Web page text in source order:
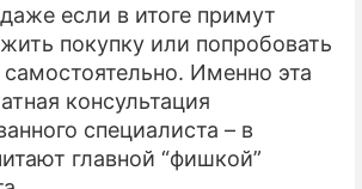
если в итоге примут
покупку или попробовать
Именно эта
консультация
специалиста – в
главной “фишкой”